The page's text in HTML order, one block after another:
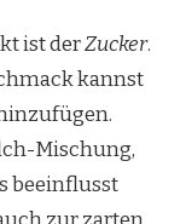
ist derZucker.
kannst
Mischung,
beeinflusst